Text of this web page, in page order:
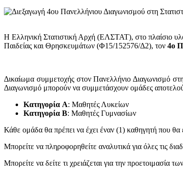
Η Ελληνική Στατιστική Αρχή (ΕΛΣΤΑΤ), στο πλαίσιο
Παιδείας και Θρησκευμάτων (Φ15/152576/Δ2), τον 4ο
Δικαίωμα συμμετοχής στον Πανελλήνιο Διαγωνισμό
Διαγωνισμό μπορούν να συμμετάσχουν ομάδες
Κατηγορία A: Μαθητές Λυκείων
Κατηγορία B: Μαθητές Γυμνασίων
Κάθε ομάδα θα πρέπει να έχει έναν (1) καθηγητή που θα
Μπορείτε να πληροφορηθείτε αναλυτικά για όλες τις
Μπορείτε να δείτε τι χρειάζεται για την προετοιμασία